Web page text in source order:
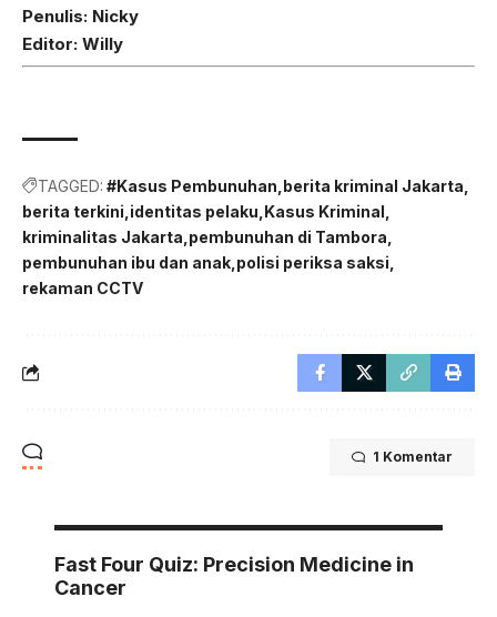
Penulis: Nicky
Editor: Willy
TAGGED: #Kasus Pembunuhan berita kriminal Jakarta
berita terkini identitas pelaku Kasus Kriminal
kriminalitas Jakarta pembunuhan di Tambora
pembunuhan ibu dan anak polisi periksa saksi
rekaman CCTV
1 Komentar
Fast Four Quiz: Precision Medicine in
Cancer